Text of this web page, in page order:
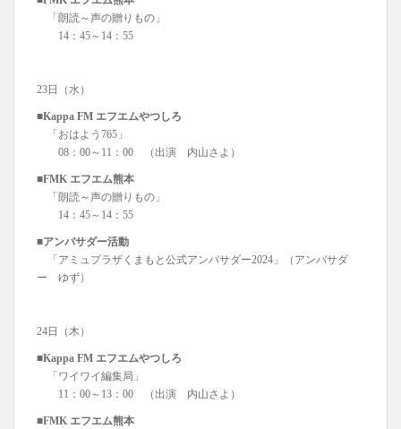
「朗読～声の贈りもの」
14：45～14：55
23日（水）
■Kappa FM エフエムやつしろ
「おはよう765」
08：00～11：00 （出演 内山さよ）
■FMK エフエム熊本
「朗読～声の贈りもの」
14：45～14：55
■アンバサダー活動
「アミュプラザくまもと公式アンバサダー2024」（アンバサダ
ー ゆず）
24日（木）
■Kappa FM エフエムやつしろ
「ワイワイ編集局」
11：00～13：00 （出演 内山さよ）
■FMK エフエム熊本